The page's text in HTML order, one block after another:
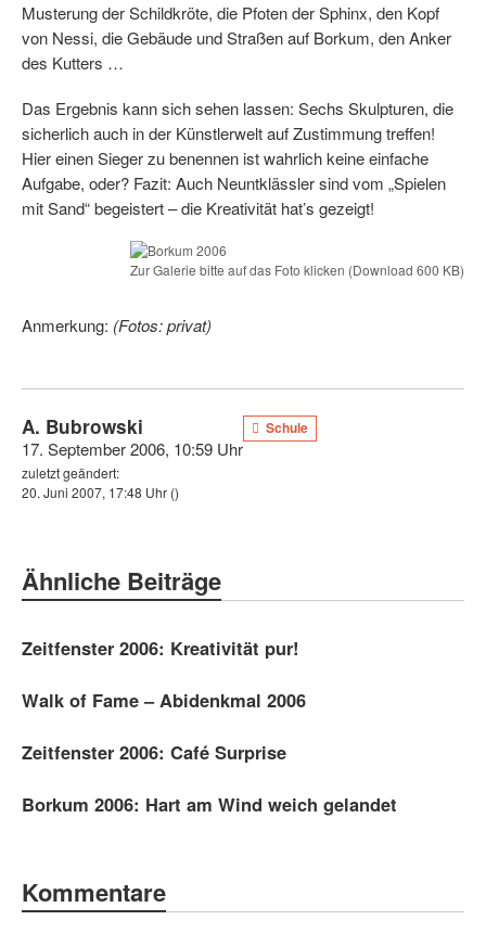
Musterung der Schildkröte, die Pfoten der Sphinx, den Kopf
von Nessi, die Gebäude und Straßen auf Borkum, den Anker
des Kutters …
Das Ergebnis kann sich sehen lassen: Sechs Skulpturen, die
sicherlich auch in der Künstlerwelt auf Zustimmung treffen!
Hier einen Sieger zu benennen ist wahrlich keine einfache
Aufgabe, oder? Fazit: Auch Neuntklässler sind vom „Spielen
mit Sand“ begeistert – die Kreativität hat’s gezeigt!
Zur Galerie bitte auf das Foto klicken (Download 600 KB)
Anmerkung: (Fotos: privat)
A. Bubrowski
17. September 2006, 10:59 Uhr
zuletzt geändert:
20. Juni 2007, 17:48 Uhr ()
Schule
Ähnliche Beiträge
Zeitfenster 2006: Kreativität pur!
Walk of Fame – Abidenkmal 2006
Zeitfenster 2006: Café Surprise
Borkum 2006: Hart am Wind weich gelandet
Kommentare